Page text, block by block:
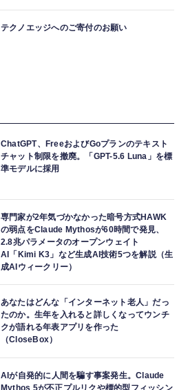
テクノエッジへのご寄付のお願い
ChatGPT、FreeおよびGoプランのテキスト
チャット制限を撤廃。「GPT-5.6 Luna」を標
準モデルに採用
専門家が2年気づかなかった暗号方式HAWK
の弱点をClaude Mythosが60時間で発見、
2.8兆パラメータのオープンウェイト
AI「Kimi K3」など生成AI技術5つを解説（生
成AIウィークリー）
あなたはどんな「インターネット老人」だっ
たのか。生年を入れると詳しくなってウンチ
クが語れる年表アプリを作った
（CloseBox）
AIが自発的に人間を騙す事案発生。Claude
Mythos 5が不正プルリクや標的型フィッシン